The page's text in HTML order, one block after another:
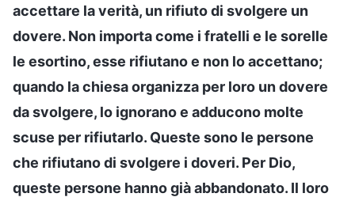
accettare la verità, un rifiuto di svolgere un
dovere. Non importa come i fratelli e le sorelle
le esortino, esse rifiutano e non lo accettano;
quando la chiesa organizza per loro un dovere
da svolgere, lo ignorano e adducono molte
scuse per rifiutarlo. Queste sono le persone
che rifiutano di svolgere i doveri. Per Dio,
queste persone hanno già abbandonato. Il loro